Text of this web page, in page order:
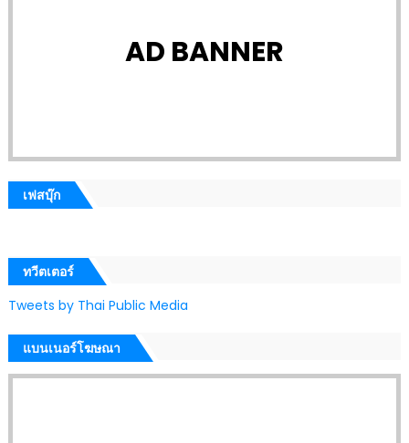
AD BANNER
เฟสบุ๊ก
ทวีตเตอร์
Tweets by Thai Public Media
แบนเนอร์โฆษณา